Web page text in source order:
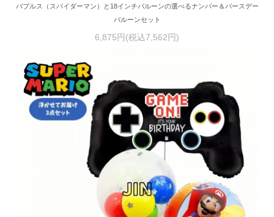
バブルス（スパイダーマン）と18インチバルーンの選べるナンバー＆バースデー
バルーンセット
6,875円(税込7,562円)